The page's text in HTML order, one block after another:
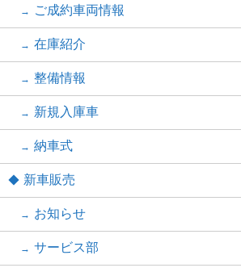
ご成約車両情報
在庫紹介
整備情報
新規入庫車
納車式
新車販売
お知らせ
サービス部